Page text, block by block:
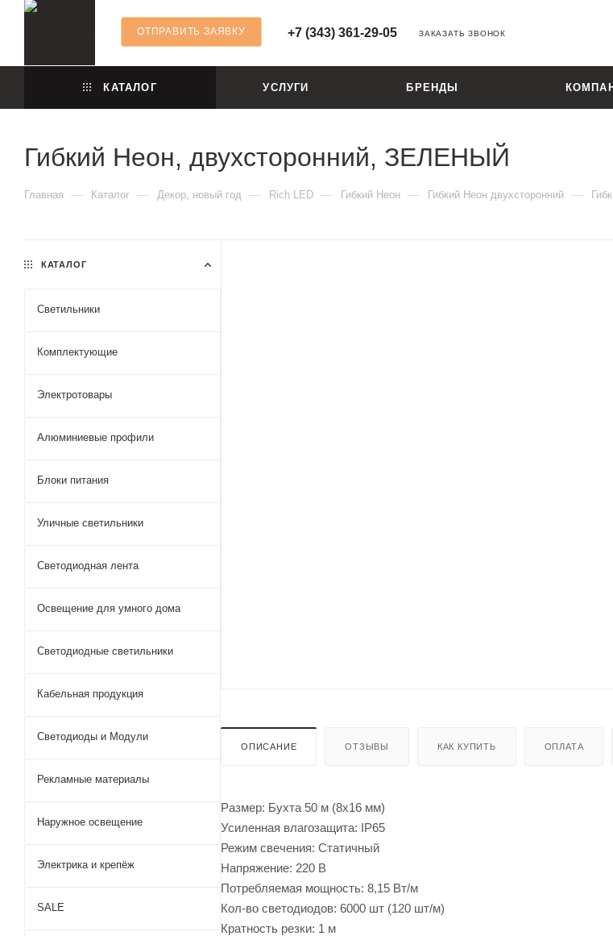
ОТПРАВИТЬ ЗАЯВКУ +7 (343) 361-29-05 ЗАКАЗАТЬ ЗВОНОК
КАТАЛОГ УСЛУГИ БРЕНДЫ
Гибкий Неон, двухсторонний, ЗЕЛЕНЫЙ
Главная — Каталог — Декор, новый год — Rich LED — Гибкий Неон — Гибкий Неон двухсторонний —
ОПИСАНИЕ ОТЗЫВЫ КАК КУПИТЬ ОПЛАТА
Размер: Бухта 50 м (8х16 мм)
Усиленная влагозащита: IP65
Режим свечения: Статичный
Напряжение: 220 В
Потребляемая мощность: 8,15 Вт/м
Кол-во светодиодов: 6000 шт (120 шт/м)
Кратность резки: 1 м
КАТАЛОГ
Светильники
Комплектующие
Электротовары
Алюминиевые профили
Блоки питания
Уличные светильники
Светодиодная лента
Освещение для умного дома
Светодиодные светильники
Кабельная продукция
Светодиоды и Модули
Рекламные материалы
Наружное освещение
Электрика и крепёж
SALE